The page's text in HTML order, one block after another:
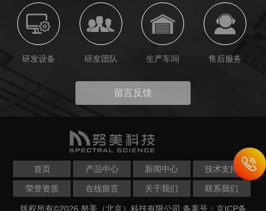
研发设备 研发团队 生产车间 售后服务
留言反馈
首页 产品中心 新闻中心 技术支持
荣誉资质 在线留言 关于我们 联系我们
版权所有©2026 努美（北京）科技有限公司 备案号：京ICP备